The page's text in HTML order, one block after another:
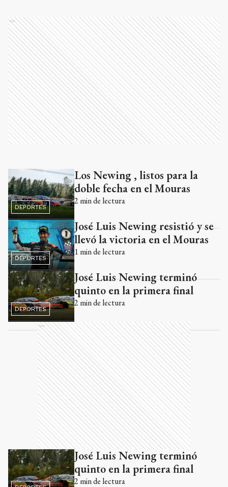
Ads
DEPORTES
Los Newing , listos para la
doble fecha en el Mouras
2 min de lectura
DEPORTES
José Luis Newing resistió y se
llevó la victoria en el Mouras
1 min de lectura
DEPORTES
José Luis Newing terminó
quinto en la primera final
2 min de lectura
Ads
José Luis Newing terminó
quinto en la primera final
2 min de lectura